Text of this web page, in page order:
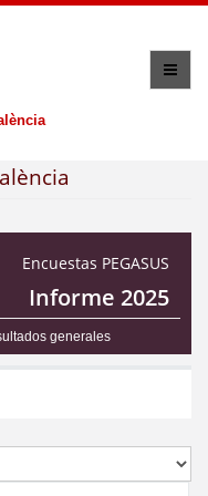
Encuestas PEGASUS
Informe 2025
generales